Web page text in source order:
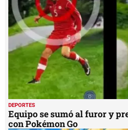
DEPORTES
Equipo se sumó al furor y
con Pokémon Go